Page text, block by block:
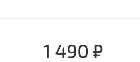
1 490 ₽